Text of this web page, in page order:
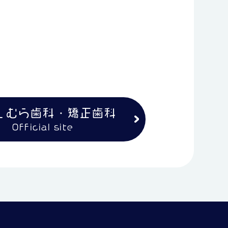
むら歯科・矯正歯科
Official site